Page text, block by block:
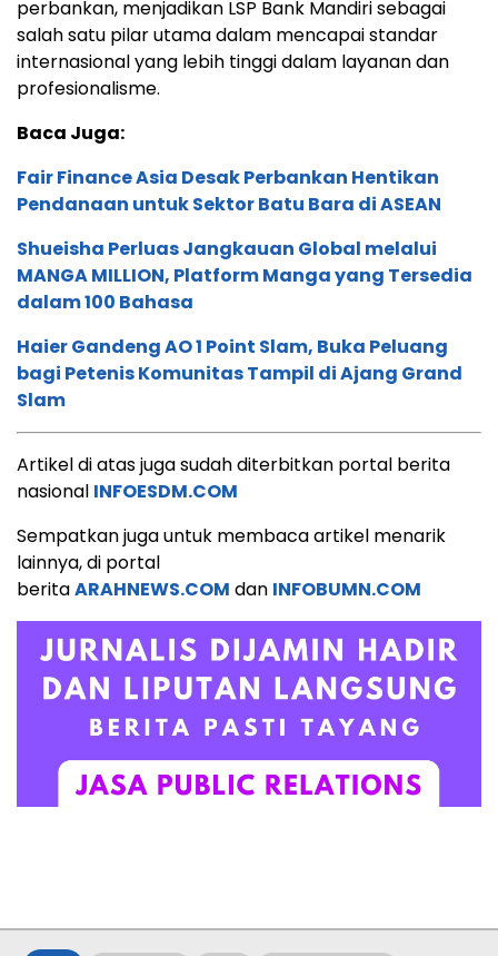
perbankan, menjadikan LSP Bank Mandiri sebagai
salah satu pilar utama dalam mencapai standar
internasional yang lebih tinggi dalam layanan dan
profesionalisme.
Baca Juga:
Fair Finance Asia Desak Perbankan Hentikan
Pendanaan untuk Sektor Batu Bara di ASEAN
Shueisha Perluas Jangkauan Global melalui
MANGA MILLION, Platform Manga yang Tersedia
dalam 100 Bahasa
Haier Gandeng AO 1 Point Slam, Buka Peluang
bagi Petenis Komunitas Tampil di Ajang Grand
Slam
Artikel di atas juga sudah diterbitkan portal berita
nasional INFOESDM.COM
Sempatkan juga untuk membaca artikel menarik
lainnya, di portal
beritaARAHNEWS.COM dan INFOBUMN.COM